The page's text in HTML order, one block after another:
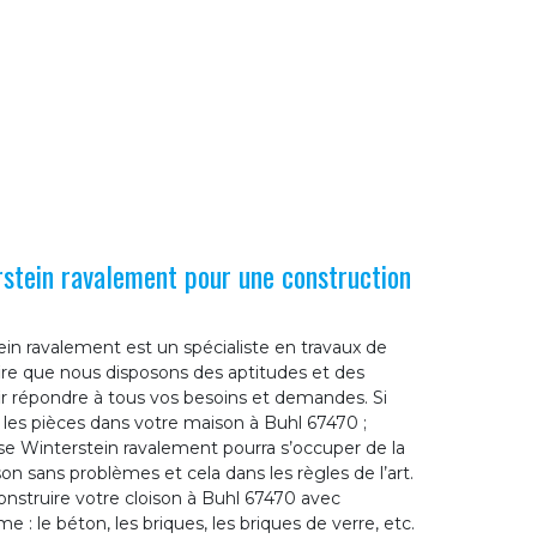
ravalement pour une construction
ravalement est un spécialiste en travaux de
que nous disposons des aptitudes et des
à tous vos besoins et demandes. Si
pièces dans votre maison à Buhl 67470 ;
Winterstein ravalement pourra s’occuper de la
sans problèmes et cela dans les règles de l’art.
votre cloison à Buhl 67470 avec
: le béton, les briques, les briques de verre, etc.